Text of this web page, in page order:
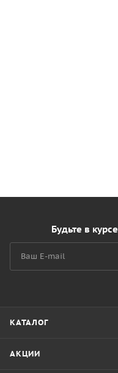
Будьте в
КАТАЛОГ
АКЦИИ